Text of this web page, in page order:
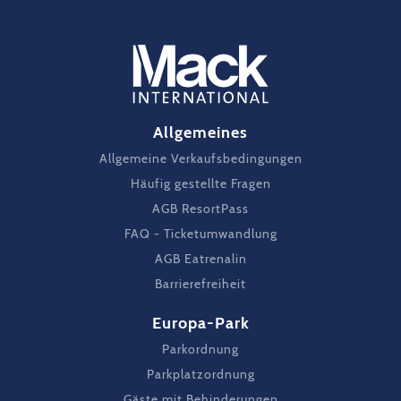
Allgemeines
Allgemeine Verkaufsbedingungen
Häufig gestellte Fragen
AGB ResortPass
FAQ - Ticketumwandlung
AGB Eatrenalin
Barrierefreiheit
Europa-Park
Parkordnung
Parkplatzordnung